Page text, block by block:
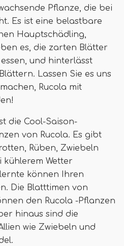
Pflanze, die bei
Es ist eine belastbare
Hauptschädling,
es, die zarten Blätter
und hinterlässt
Lassen Sie es uns
Rucola mit
die Cool-Saison-
von Rucola. Es gibt
Rüben, Zwiebeln
Wetter
können Ihren
Die Blatttimen von
den Rucola -Pflanzen
hinaus sind die
wie Zwiebeln und